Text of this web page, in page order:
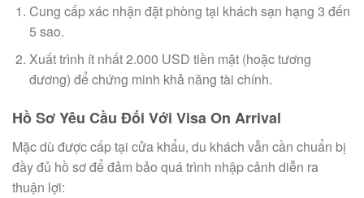
Cung cấp xác nhận đặt phòng tại khách sạn hạng 3 đến
5 sao.
Xuất trình ít nhất 2.000 USD tiền mặt (hoặc tương
đương) để chứng minh khả năng tài chính.
Hồ Sơ Yêu Cầu Đối Với Visa On Arrival
Mặc dù được cấp tại cửa khẩu, du khách vẫn cần chuẩn bị
đầy đủ hồ sơ để đảm bảo quá trình nhập cảnh diễn ra
thuận lợi: